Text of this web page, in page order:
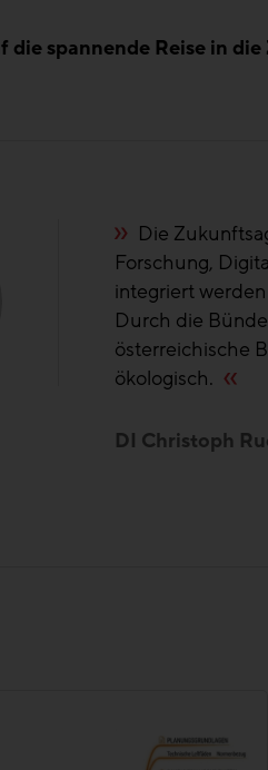
die spannende Reise in
Die Märkte
regional und
ZAB ist genau
Ing. Robert